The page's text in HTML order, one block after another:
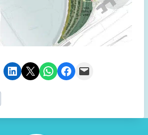
Partager sur LinkedIn Envoyer cette page par e-mail Partager sur WhatsApp Partager sur Facebook Envoyer cette page par e-mail